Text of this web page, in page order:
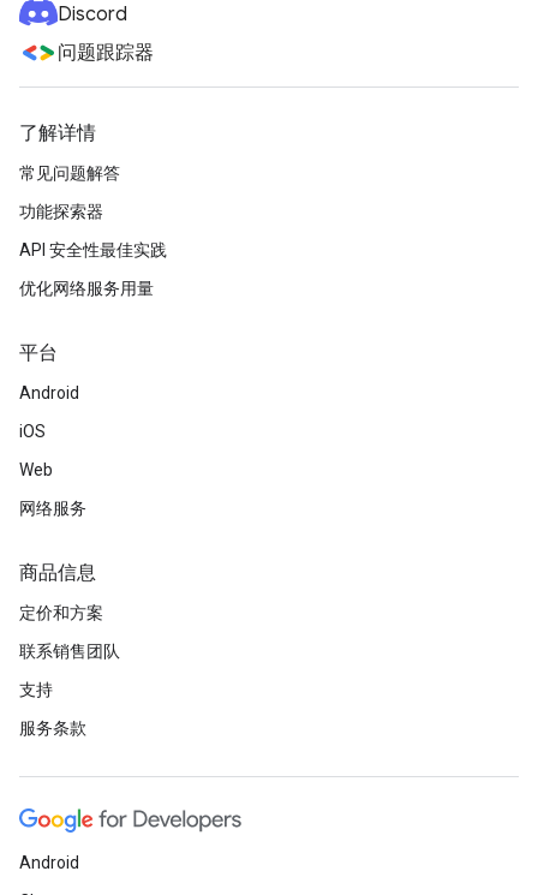
Discord
问题跟踪器
了解详情
常见问题解答
功能探索器
API 安全性最佳实践
优化网络服务用量
平台
Android
iOS
Web
网络服务
商品信息
定价和方案
联系销售团队
支持
服务条款
Android